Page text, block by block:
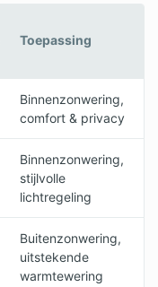
Toepassing
Binnenzonwering,
comfort & privacy
Binnenzonwering,
stijlvolle
lichtregeling
Buitenzonwering,
uitstekende
warmtewering